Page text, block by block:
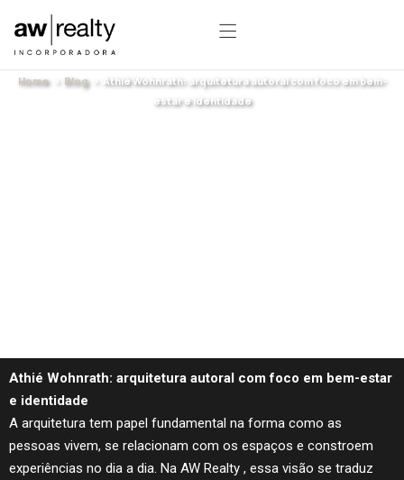
Athié Wohnrath: arquitetura autoral com
foco em bem-estar e identidade
Home> Blog> Athié Wohnrath: arquitetura autoral com foco em bem-
estar e identidade
Athié Wohnrath: arquitetura autoral com foco em bem-estar
e identidade
A arquitetura tem papel fundamental na forma como as
pessoas vivem, se relacionam com os espaços e constroem
experiências no dia a dia. Na AW Realty , essa visão se traduz